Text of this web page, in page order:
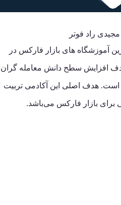
آموزشگاه های بازار فارکس در
هدف افزایش سطح دانش معامله گران
است. هدف اصلی این آکادمی تربیت
برای بازار فارکس می‌باشد.